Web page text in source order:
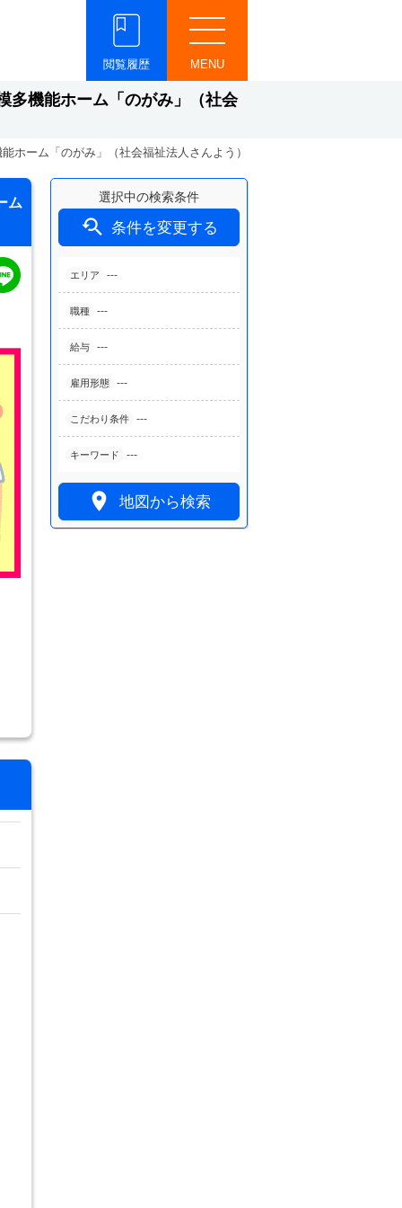
MENU
閲覧履歴
多機能ホーム「のがみ」（社会
ホーム「のがみ」（社会福祉法人さんよう）
選択中の検索条件
 条件を変更する
エリア ---
職種 ---
給与 ---
雇用形態 ---
こだわり条件 ---
キーワード ---
 地図から検索
ム